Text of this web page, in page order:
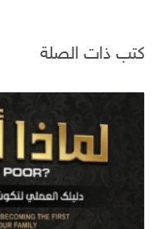
كتب ذات الصلة